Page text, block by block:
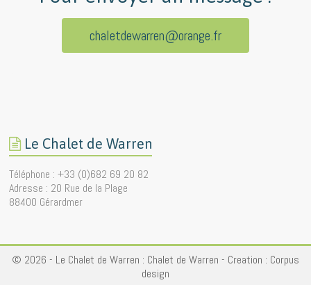
chaletdewarren@orange.fr
Le Chalet de Warren
Téléphone : +33 (0)682 69 20 82
Adresse : 20 Rue de la Plage
88400 Gérardmer
© 2026 - Le Chalet de Warren : Chalet de Warren - Creation : Corpus
design